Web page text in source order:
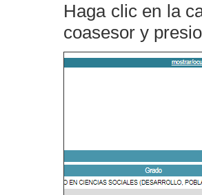
Haga clic en la
coasesor y